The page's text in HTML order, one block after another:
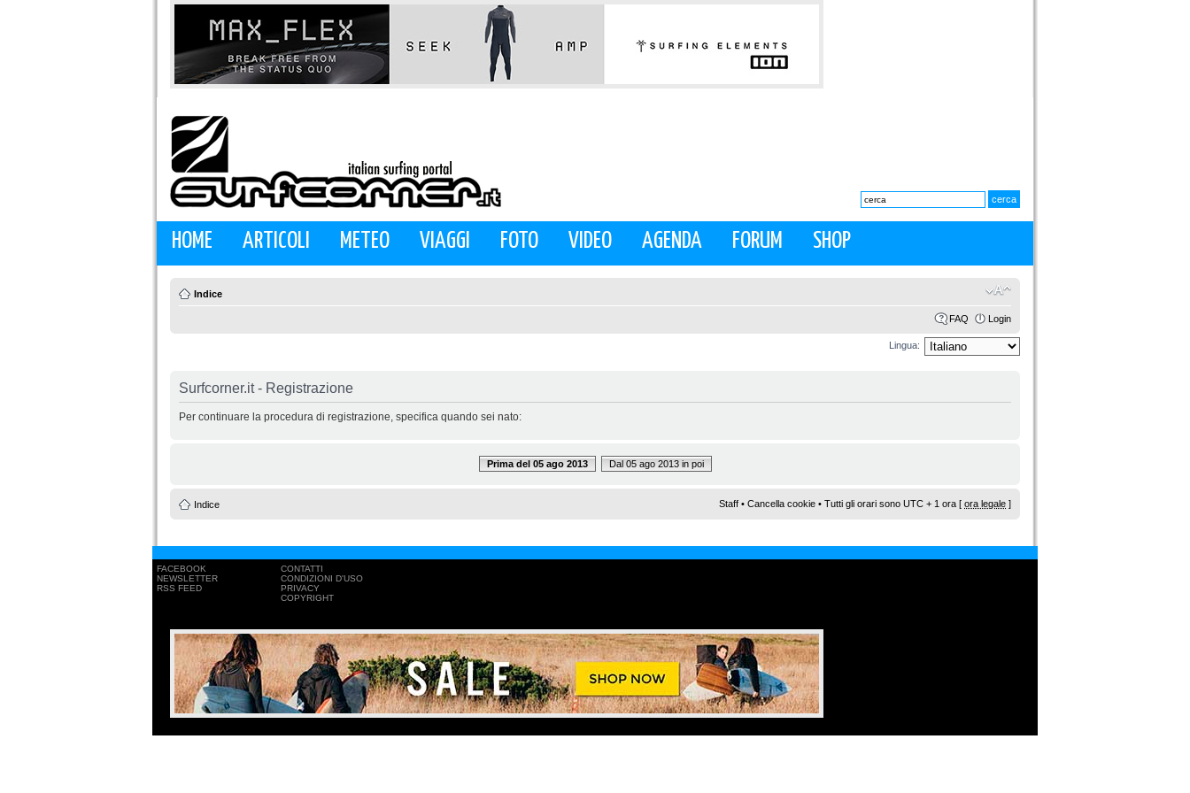
HOME ARTICOLI METEO VIAGGI FOTO VIDEO AGENDA FORUM SHOP
Indice
FAQ Login
Lingua:
Surfcorner.it - Registrazione
Per continuare la procedura di registrazione, specifica quando sei nato:
Prima del 05 ago 2013 Dal 05 ago 2013 in poi
Indice Staff • Cancella cookie • Tutti gli orari sono UTC + 1 ora [ ora legale ]
FACEBOOK
NEWSLETTER
RSS FEED
CONTATTI
CONDIZIONI D'USO
PRIVACY
COPYRIGHT